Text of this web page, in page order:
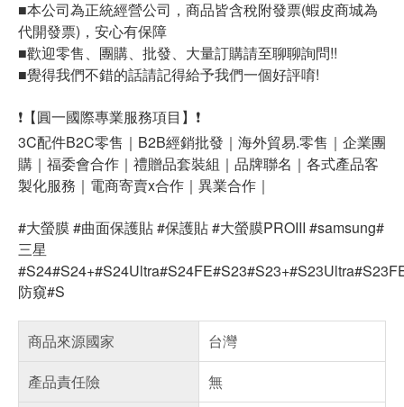
■本公司為正統經營公司，商品皆含稅附發票(蝦皮商城為
代開發票)，安心有保障
■歡迎零售、團購、批發、大量訂購請至聊聊詢問!!
■覺得我們不錯的話請記得給予我們一個好評唷!
❗【圓一國際專業服務項目】❗
3C配件B2C零售｜B2B經銷批發｜海外貿易.零售｜企業團
購｜福委會合作｜禮贈品套裝組｜品牌聯名｜各式產品客
製化服務｜電商寄賣x合作｜異業合作｜
#大螢膜 #曲面保護貼 #保護貼 #大螢膜PROIII #samsung#
三星
防窺#S
商品來源國家
台灣
產品責任險
無